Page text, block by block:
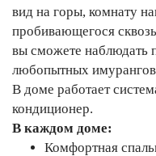
вид на горы, комнату
пробивающегося
вы сможете наблюдать
любопытных
В доме работает
кондиционер.
В каждом доме:
Комфортная